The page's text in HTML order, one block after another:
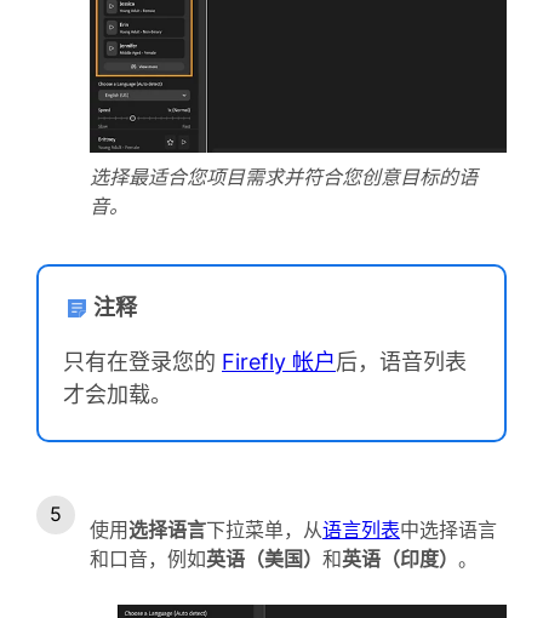
选择最适合您项目需求并符合您创意目标的语
音。
注释
只有在登录您的 Firefly 帐户后，语音列表
才会加载。
使用选择语言下拉菜单，从语言列表中选择语言
和口音，例如英语（美国） 和英语（印度） 。